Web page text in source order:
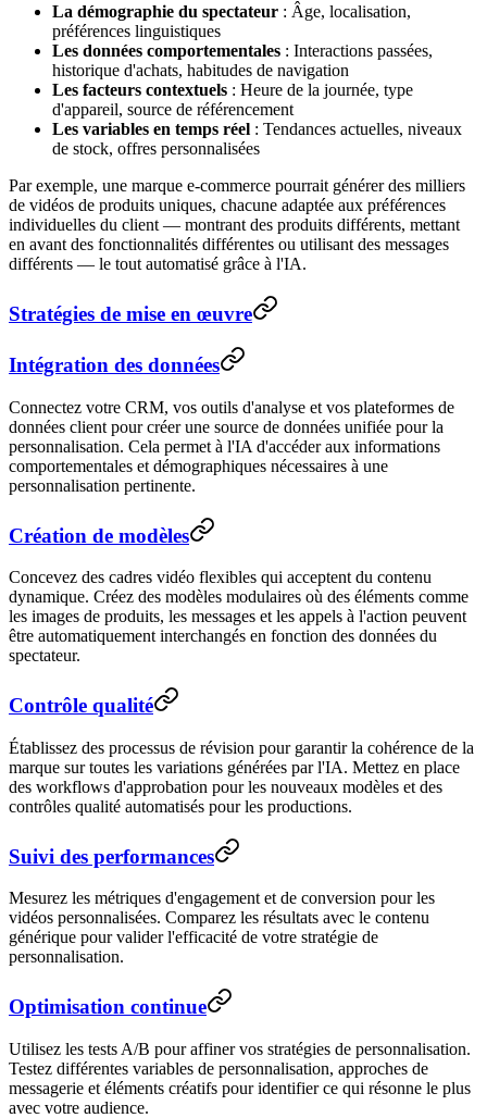
La démographie du spectateur : Âge, localisation,
préférences linguistiques
Les données comportementales : Interactions passées,
historique d'achats, habitudes de navigation
Les facteurs contextuels : Heure de la journée, type
d'appareil, source de référencement
Les variables en temps réel : Tendances actuelles, niveaux
de stock, offres personnalisées
Par exemple, une marque e-commerce pourrait générer des milliers
de vidéos de produits uniques, chacune adaptée aux préférences
individuelles du client — montrant des produits différents, mettant
en avant des fonctionnalités différentes ou utilisant des messages
différents — le tout automatisé grâce à l'IA.
Stratégies de mise en œuvre
Intégration des données
Connectez votre CRM, vos outils d'analyse et vos plateformes de
données client pour créer une source de données unifiée pour la
personnalisation. Cela permet à l'IA d'accéder aux informations
comportementales et démographiques nécessaires à une
personnalisation pertinente.
Création de modèles
Concevez des cadres vidéo flexibles qui acceptent du contenu
dynamique. Créez des modèles modulaires où des éléments comme
les images de produits, les messages et les appels à l'action peuvent
être automatiquement interchangés en fonction des données du
spectateur.
Contrôle qualité
Établissez des processus de révision pour garantir la cohérence de la
marque sur toutes les variations générées par l'IA. Mettez en place
des workflows d'approbation pour les nouveaux modèles et des
contrôles qualité automatisés pour les productions.
Suivi des performances
Mesurez les métriques d'engagement et de conversion pour les
vidéos personnalisées. Comparez les résultats avec le contenu
générique pour valider l'efficacité de votre stratégie de
personnalisation.
Optimisation continue
Utilisez les tests A/B pour affiner vos stratégies de personnalisation.
Testez différentes variables de personnalisation, approches de
messagerie et éléments créatifs pour identifier ce qui résonne le plus
avec votre audience.